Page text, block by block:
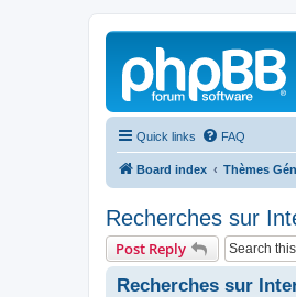
Quick links FAQ
Board index Thèmes
Recherches sur
Post Reply
Recherches sur